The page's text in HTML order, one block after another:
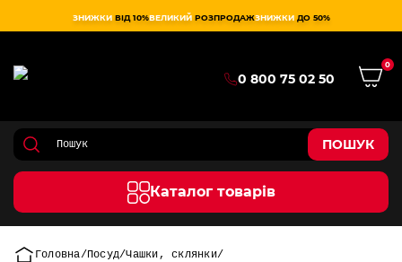
ЗНИЖКИ ВІД 10%ВЕЛИКИЙ РОЗПРОДАЖЗНИЖКИ ДО 50%
0 800 75 02 50
0
ПОШУК
Каталог товарів
Головна Посуд Чашки, склянки